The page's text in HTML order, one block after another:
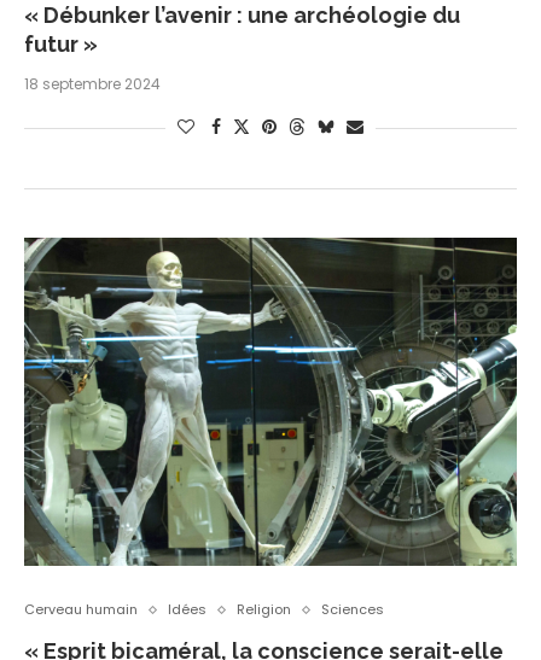
« Débunker l’avenir : une archéologie du
futur »
18 septembre 2024
Cerveau humain Idées Religion Sciences
« Esprit bicaméral, la conscience serait-elle